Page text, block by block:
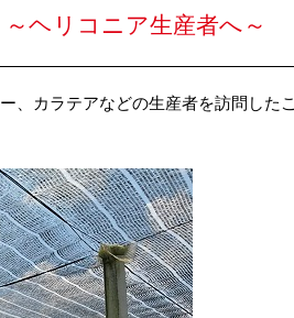
ヘリコニア生産者へ～
、カラテアなどの生産者を訪問したこ